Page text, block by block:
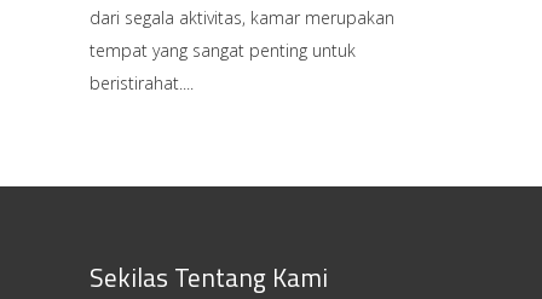
dari segala aktivitas, kamar merupakan
tempat yang sangat penting untuk
beristirahat.
Sekilas Tentang Kami